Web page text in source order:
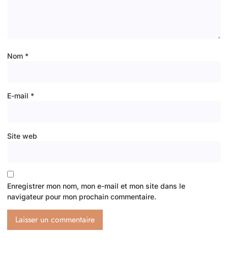
Nom *
E-mail *
Site web
Enregistrer mon nom, mon e-mail et mon site dans le
navigateur pour mon prochain commentaire.